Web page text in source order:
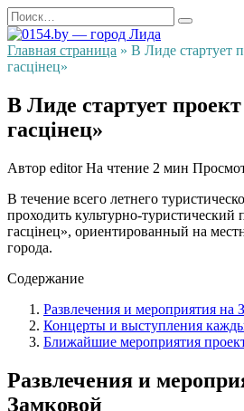
Перейти
к
содержанию
Search
for:
Главная страница » В Лиде стартует
гасцінец»
В Лиде стартует
гасцінец»
Автор editor На чтение 2 мин
В течение всего летнего
проходить культурно-туристический
гасцінец», ориентированный на
города.
Содержание
Развлечения и мероприятия на
Концерты и выступления
Ближайшие мероприятия
Развлечения и
Замковой